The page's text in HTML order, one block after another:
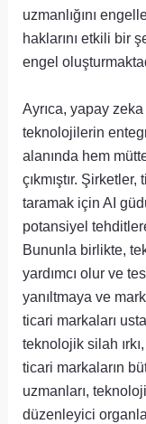
uzmanlığını
haklarını etkili bir
engel
Ayrıca, yapay
teknolojilerin
alanında hem
çıkmıştır.
taramak için AI
potansiyel
Bununla birlikte,
yardımcı olur ve
yanıltmaya ve
ticari markaları
teknolojik silah
ticari markaların
uzmanları,
düzenleyici